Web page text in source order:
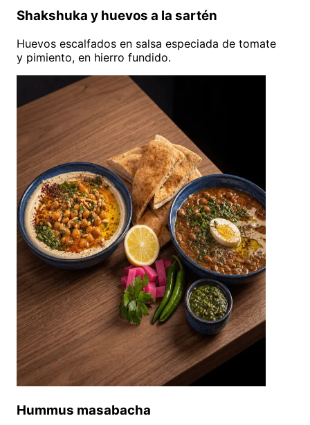
Shakshuka y huevos a la sartén
Huevos escalfados en salsa especiada de tomate
y pimiento, en hierro fundido.
Hummus masabacha